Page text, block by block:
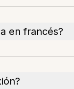
en francés?